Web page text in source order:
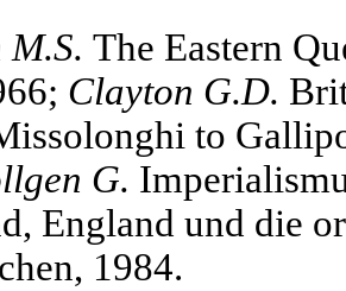
The Eastern
Clayton G.D.
to
G.
England und die
1984.